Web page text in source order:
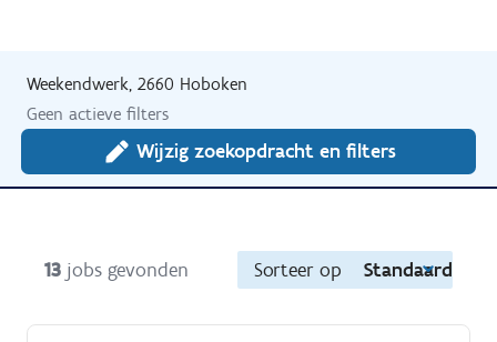
Weekendwerk, 2660 Hoboken
Geen actieve filters
Wijzig zoekopdracht en filters
13 jobs gevonden Sorteer op Standaard